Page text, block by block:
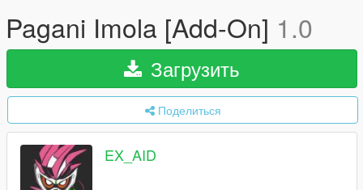
Pagani Imola [Add-On] 1.0
Загрузить
Поделиться
EX_AID